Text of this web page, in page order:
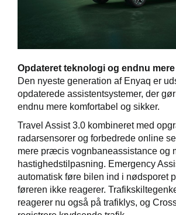
Opdateret teknologi og endnu
Den nyeste generation af Enyaq er
opdaterede assistentsystemer, der
endnu mere komfortabel og sikker.
Travel Assist 3.0 kombineret med
radarsensorer og forbedrede online
mere præcis vognbaneassistance og
hastighedstilpasning. Emergency
automatisk føre bilen ind i nødsporet
føreren ikke reagerer.
reagerer nu også på trafiklys, og